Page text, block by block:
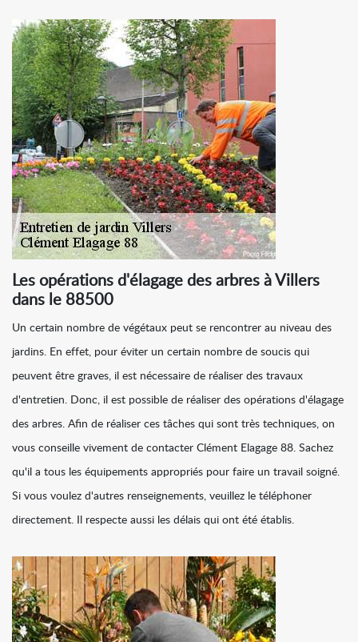
Les opérations d'élagage des arbres à Villers
dans le 88500
Un certain nombre de végétaux peut se rencontrer au niveau des
jardins. En effet, pour éviter un certain nombre de soucis qui
peuvent être graves, il est nécessaire de réaliser des travaux
d'entretien. Donc, il est possible de réaliser des opérations d'élagage
des arbres. Afin de réaliser ces tâches qui sont très techniques, on
vous conseille vivement de contacter Clément Elagage 88. Sachez
qu'il a tous les équipements appropriés pour faire un travail soigné.
Si vous voulez d'autres renseignements, veuillez le téléphoner
directement. Il respecte aussi les délais qui ont été établis.